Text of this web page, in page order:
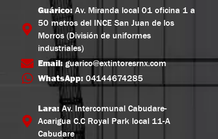
Guárico:Av. Miranda local 01 oficina 1 a
50 metros del INCE San Juan de los
Morros (División de uniformes
industriales)
Email:guarico@extintoresrnx.com
WhatsApp:04144674285
Lara:Av. Intercomunal Cabudare-
Acarigua C.C Royal Park local 11-A
Cabudare